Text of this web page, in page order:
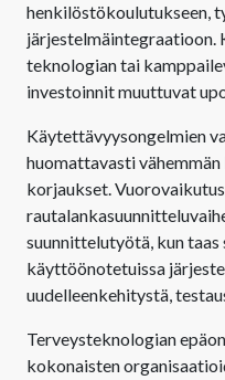
henkilöstökoulutukseen,
järjestelmäintegraatioon.
teknologian tai
investoinnit muuttuvat
Käytettävyysongelmien
huomattavasti
korjaukset.
suunnittelutyötä, kun
käyttöönotetuissa
uudelleenkehitystä,
Terveysteknologian
kokonaisten